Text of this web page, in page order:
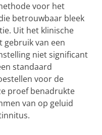
voor het
betrouwbaar bleek
Uit het klinische
gebruik van een
niet significant
standaard
voor de
proef benadrukte
van op geluid